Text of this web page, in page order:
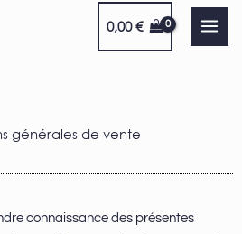
0,00€
générales de vente
connaissance des présentes